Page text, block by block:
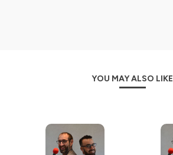
YOU MAY ALSO LIKE